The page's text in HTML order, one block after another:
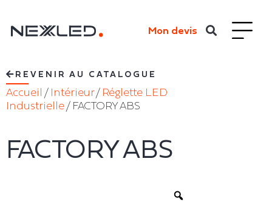
Mon devis
REVENIR AU CATALOGUE
Accueil / Intérieur/ Réglette LED
Industrielle / FACTORY ABS
FACTORY ABS